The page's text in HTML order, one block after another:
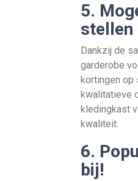
5.
stellen
Dankzij de
garderobe
kortingen op
kwalitatieve
kledingkast
kwaliteit.
6.
bij!